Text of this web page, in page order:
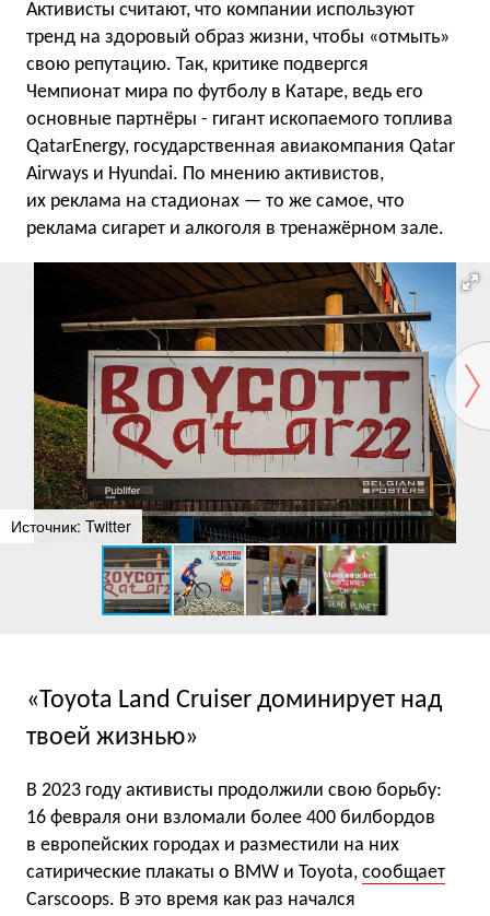
Активисты считают, что компании используют
тренд на здоровый образ жизни, чтобы «отмыть»
свою репутацию. Так, критике подвергся
Чемпионат мира по футболу в Катаре, ведь его
основные партнёры - гигант ископаемого топлива
QatarEnergy, государственная авиакомпания Qatar
Airways и Hyundai. По мнению активистов,
их реклама на стадионах — то же самое, что
реклама сигарет и алкоголя в тренажёрном зале.
Источник: Twitter
«Toyota Land Cruiser доминирует над
твоей жизнью»
В 2023 году активисты продолжили свою борьбу:
16 февраля они взломали более 400 билбордов
в европейских городах и разместили на них
сатирические плакаты о BMW и Toyota, сообщает
Carscoops. В это время как раз начался